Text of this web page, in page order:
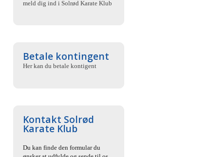
meld dig ind i Solrød Karate Klub
Betale kontingent
Her kan du betale kontigent
Kontakt Solrød
Karate Klub
Du kan finde den formular du